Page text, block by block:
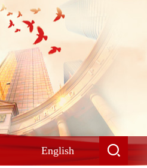
English